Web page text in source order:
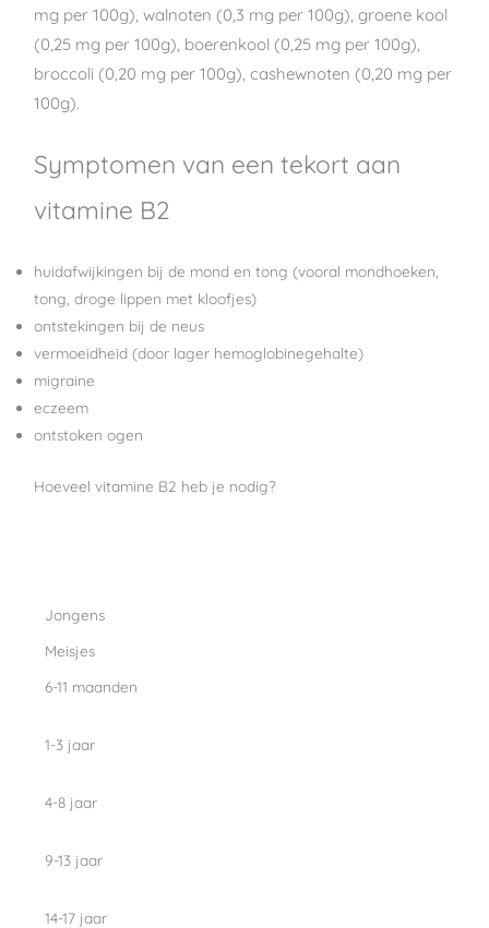
mg per 100g), walnoten (0,3 mg per 100g), groene kool
(0,25 mg per 100g), boerenkool (0,25 mg per 100g),
broccoli (0,20 mg per 100g), cashewnoten (0,20 mg per
100g).
Symptomen van een tekort aan
vitamine B2
huidafwijkingen bij de mond en tong (vooral mondhoeken,
tong, droge lippen met kloofjes)
ontstekingen bij de neus
vermoeidheid (door lager hemoglobinegehalte)
migraine
eczeem
ontstoken ogen
Hoeveel vitamine B2 heb je nodig?
Jongens
Meisjes
6-11 maanden
1-3 jaar
4-8 jaar
9-13 jaar
14-17 jaar